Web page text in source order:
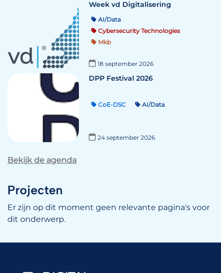
Week vd Digitalisering
AI/Data
Cybersecurity Technologies
Mkb
18 september 2026
DPP Festival 2026
CoE-DSC AI/Data
24 september 2026
Bekijk de agenda
Projecten
Er zijn op dit moment geen relevante pagina's voor
dit onderwerp.